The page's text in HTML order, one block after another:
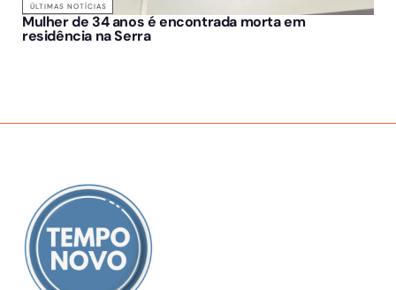
ÚLTIMAS NOTÍCIAS
Mulher de 34 anos é encontrada morta em
residência na Serra